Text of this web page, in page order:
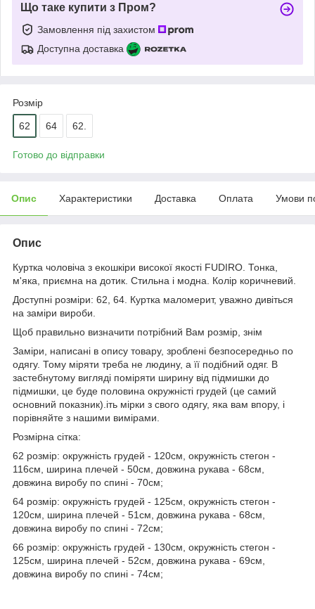
Що таке купити з Пром?
Замовлення під захистом
Доступна доставка
Розмір
62 64 62.
Готово до відправки
Опис Характеристики Доставка Оплата Умови
Опис
Куртка чоловіча з екошкіри високої якості FUDIRO. Тонка,
м'яка, приємна на дотик. Стильна і модна. Колір коричневий.
Доступні розміри: 62, 64. Куртка маломерит, уважно дивіться
на заміри вироби.
Щоб правильно визначити потрібний Вам розмір, знім
Заміри, написані в опису товару, зроблені безпосередньо по
одягу. Тому міряти треба не людину, а її подібний одяг. В
застебнутому вигляді поміряти ширину від підмишки до
підмишки, це буде половина окружністі грудей (це самий
основний показник).іть мірки з свого одягу, яка вам впору, і
порівняйте з нашими вимірами.
Розмірна сітка:
62 розмір: окружність грудей - 120см, окружність стегон -
116см, ширина плечей - 50см, довжина рукава - 68см,
довжина виробу по спині - 70см;
64 розмір: окружність грудей - 125см, окружність стегон -
120см, ширина плечей - 51см, довжина рукава - 68см,
довжина виробу по спині - 72см;
66 розмір: окружність грудей - 130см, окружність стегон -
125см, ширина плечей - 52см, довжина рукава - 69см,
довжина виробу по спині - 74см;